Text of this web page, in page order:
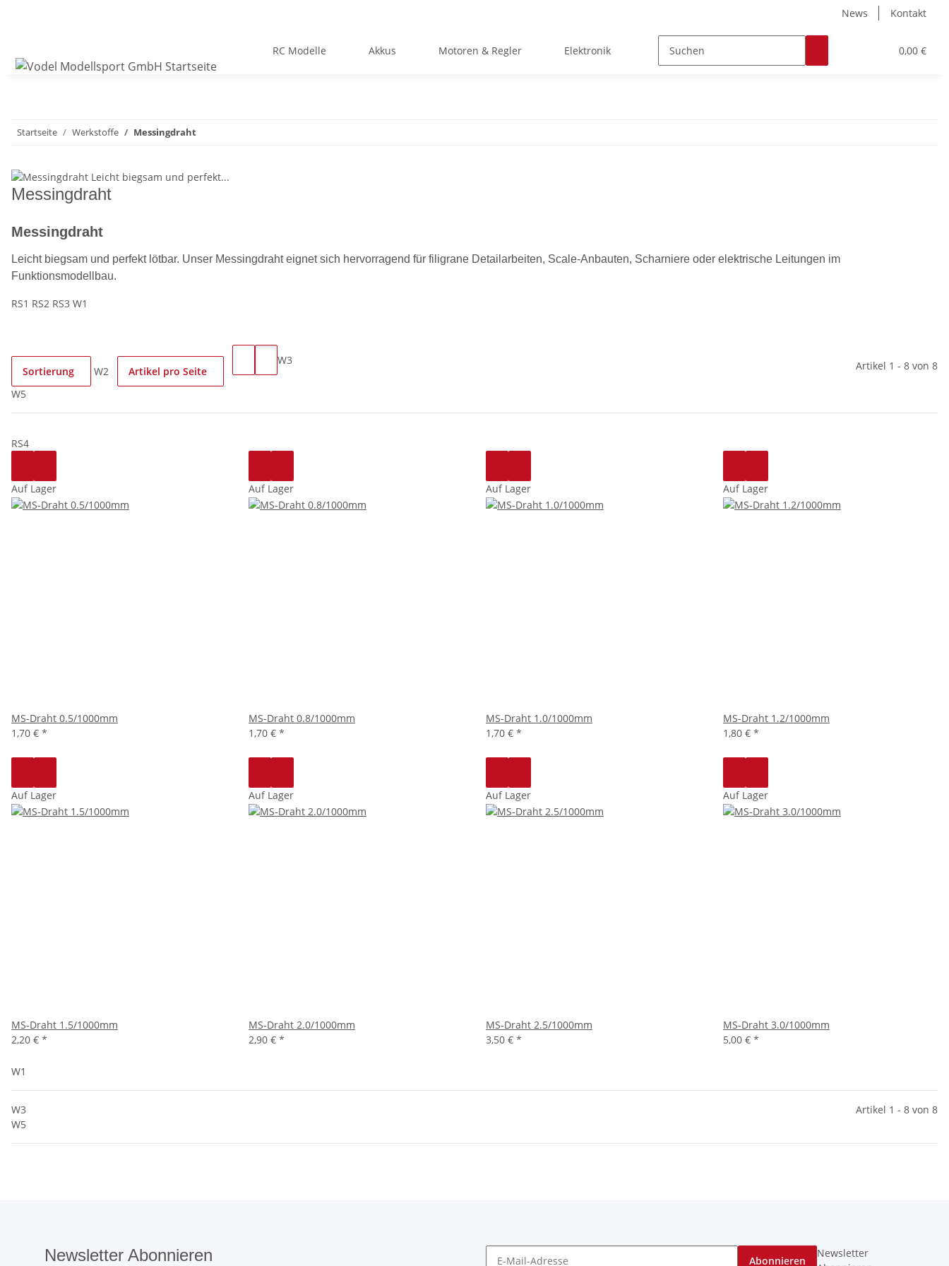
News Kontakt
0,00 €
RC Modelle Akkus Motoren & Regler Elektronik Zubehör Werkstoffe
Startseite Werkstoffe Messingdraht
Messingdraht
Messingdraht
Leicht biegsam und perfekt lötbar. Unser Messingdraht eignet sich hervorragend für filigrane Detailarbeiten, Scale-Anbauten, Scharniere oder elektrische Leitungen im
Funktionsmodellbau.
RS1 RS2 RS3 W1
Sortierung W2 Artikel pro Seite
W3 Artikel 1 - 8 von 8
W5
RS4
Auf Lager
MS-Draht 0.5/1000mm
1,70 € *
Auf Lager
MS-Draht 0.8/1000mm
1,70 € *
Auf Lager
MS-Draht 1.0/1000mm
1,70 € *
Auf Lager
MS-Draht 1.2/1000mm
1,80 € *
Auf Lager
MS-Draht 1.5/1000mm
2,20 € *
Auf Lager
MS-Draht 2.0/1000mm
2,90 € *
Auf Lager
MS-Draht 2.5/1000mm
3,50 € *
Auf Lager
MS-Draht 3.0/1000mm
5,00 € *
W1
W3
Artikel 1 - 8 von 8
W5
Newsletter Abonnieren Abonnieren
Newsletter